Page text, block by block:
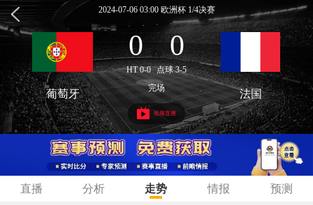
2024-07-06 03:00 欧洲杯 1/4决赛
0 : 0
HT 0-0 点球 3-5
葡萄牙 完场 法国
视频直播
直播 分析 走势 情报 预测